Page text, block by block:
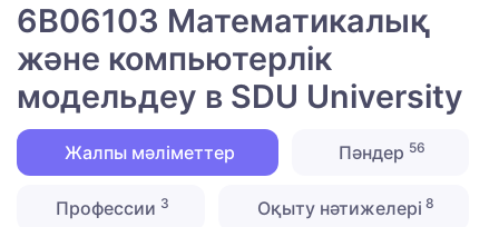
6B06103 Математикалық
және компьютерлік
модельдеу в SDU University
Жалпы мәліметтер Пәндер 56
Профессии 3 Оқыту нәтижелері 8